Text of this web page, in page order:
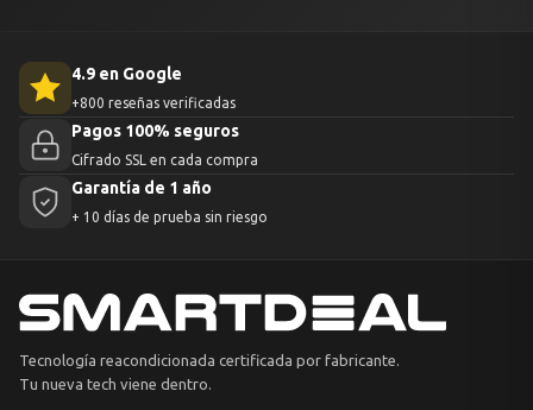
4.9 en Google
+800 reseñas verificadas
Pagos 100% seguros
Cifrado SSL en cada compra
Garantía de 1 año
+ 10 días de prueba sin riesgo
Tecnología reacondicionada certificada por fabricante.
Tu nueva tech viene dentro.